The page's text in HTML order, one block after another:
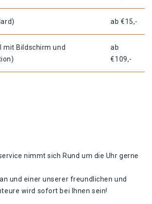
ab €15,-
mit Bildschirm und
ab
€109,-
nimmt sich Rund um die Uhr gerne
und einer unserer freundlichen und
wird sofort bei Ihnen sein!